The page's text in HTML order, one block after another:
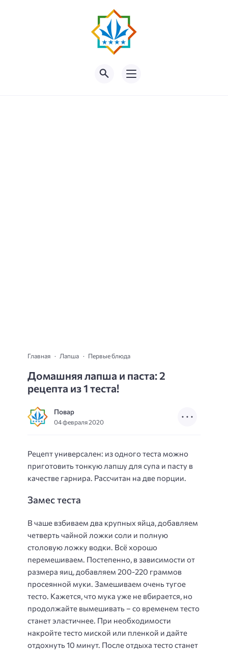
Главная Лапша Первые блюда
Домашняя лапша и паста: 2
рецепта из 1 теста!
Повар
04 февраля 2020
Рецепт универсален: из одного теста можно
приготовить тонкую лапшу для супа и пасту в
качестве гарнира. Рассчитан на две порции.
Замес теста
В чаше взбиваем два крупных яйца, добавляем
четверть чайной ложки соли и полную
столовую ложку водки. Всё хорошо
перемешиваем. Постепенно, в зависимости от
размера яиц, добавляем 200-220 граммов
просеянной муки. Замешиваем очень тугое
тесто. Кажется, что мука уже не вбирается, но
продолжайте вымешивать – со временем тесто
станет эластичнее. При необходимости
накройте тесто миской или пленкой и дайте
отдохнуть 10 минут. После отдыха тесто станет